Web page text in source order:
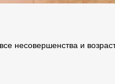
несовершенства и